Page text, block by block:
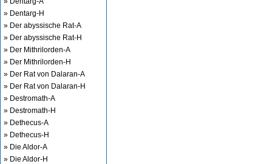
» Dentarg-H
» Der abyssische Rat-A
» Der abyssische Rat-H
» Der Mithrilorden-A
» Der Mithrilorden-H
» Der Rat von Dalaran-A
» Der Rat von Dalaran-H
» Destromath-A
» Destromath-H
» Dethecus-A
» Dethecus-H
» Die Aldor-A
» Die Aldor-H